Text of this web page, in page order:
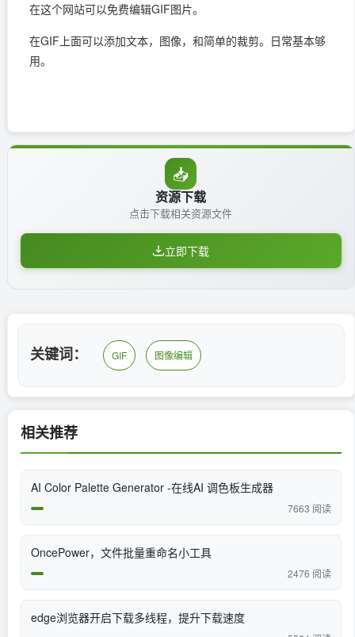
在这个网站可以免费编辑GIF图片。
在GIF上面可以添加文本，图像，和简单的裁剪。日常基本够
用。
📥
资源下载
点击下载相关资源文件
立即下载
关键词： GIF 图像编辑
相关推荐
AI Color Palette Generator -在线AI 调色板生成器
7663 阅读
OncePower，文件批量重命名小工具
2476 阅读
edge浏览器开启下载多线程，提升下载速度